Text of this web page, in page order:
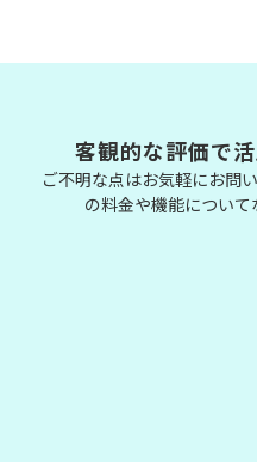
客観的な評価で
ご不明な点はお気軽にお問
の料金や機能について